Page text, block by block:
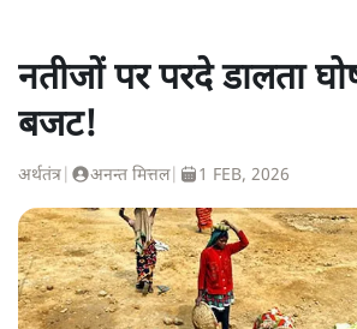
नतीजों पर परदे डालता
बजट!
अर्थतंत्र अनन्त मित्तल| 1 FEB, 2026